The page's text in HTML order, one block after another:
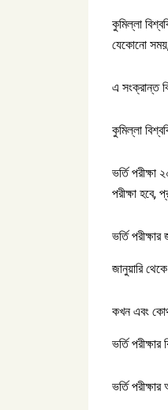
কুমিল্লা
যেকোনো
এ সংক্রান্ত
কুমিল্লা
ভর্তি
পরীক্ষা হবে,
ভর্তি
জানুয়ারি
কখন এবং
ভর্তি
ভর্তি